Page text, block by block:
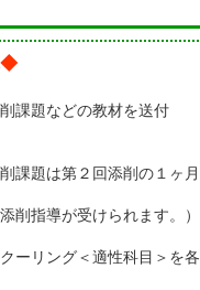
◆
課題などの教材を送付
課題は第２回添削の１ヶ
削指導が受けられます。）
ーリング＜適性科目＞を